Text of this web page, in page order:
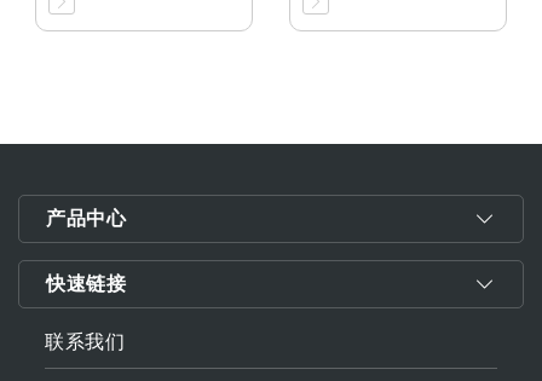
产品中心
快速链接
联系我们